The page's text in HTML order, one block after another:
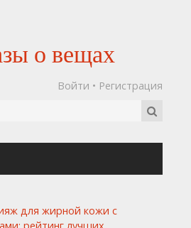
о вещах
Войти • Регистрация
для жирной кожи с